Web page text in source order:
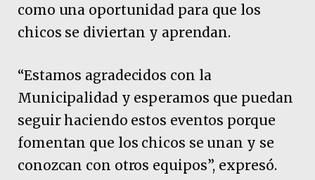
como una oportunidad para que los
chicos se diviertan y aprendan.
“Estamos agradecidos con la
Municipalidad y esperamos que puedan
seguir haciendo estos eventos porque
fomentan que los chicos se unan y se
conozcan con otros equipos”, expresó.